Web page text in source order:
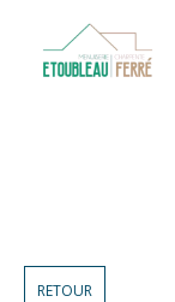
RETOUR